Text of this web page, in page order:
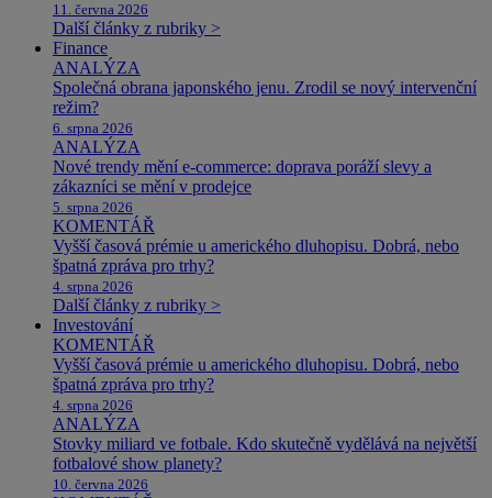
11. června 2026
Další články z rubriky >
Finance
ANALÝZA
Společná obrana japonského jenu. Zrodil se nový intervenční
režim?
6. srpna 2026
ANALÝZA
Nové trendy mění e-commerce: doprava poráží slevy a
zákazníci se mění v prodejce
5. srpna 2026
KOMENTÁŘ
Vyšší časová prémie u amerického dluhopisu. Dobrá, nebo
špatná zpráva pro trhy?
4. srpna 2026
Další články z rubriky >
Investování
KOMENTÁŘ
Vyšší časová prémie u amerického dluhopisu. Dobrá, nebo
špatná zpráva pro trhy?
4. srpna 2026
ANALÝZA
Stovky miliard ve fotbale. Kdo skutečně vydělává na největší
fotbalové show planety?
10. června 2026